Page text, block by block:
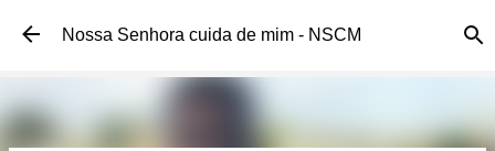
Pular para o conteúdo principal
Nossa Senhora cuida de mim - NSCM